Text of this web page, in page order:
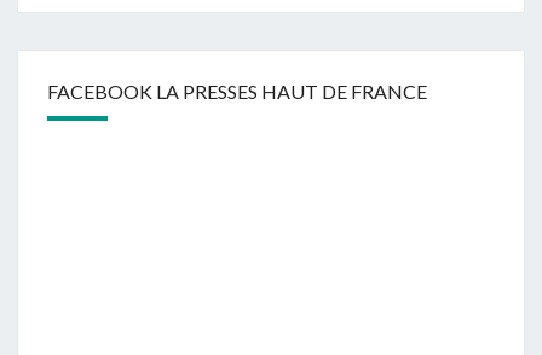
FACEBOOK LA PRESSES HAUT DE FRANCE